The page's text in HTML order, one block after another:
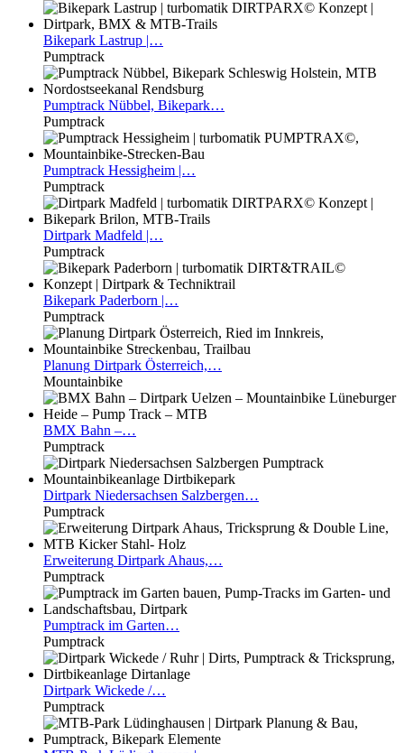
Bikepark Lastrup |…
Pumptrack
Pumptrack Nübbel, Bikepark…
Pumptrack
Pumptrack Hessigheim |…
Pumptrack
Dirtpark Madfeld |…
Pumptrack
Bikepark Paderborn |…
Pumptrack
Planung Dirtpark Österreich,…
Mountainbike
BMX Bahn –…
Pumptrack
Dirtpark Niedersachsen Salzbergen…
Pumptrack
Erweiterung Dirtpark Ahaus,…
Pumptrack
Pumptrack im Garten…
Pumptrack
Dirtpark Wickede /…
Pumptrack